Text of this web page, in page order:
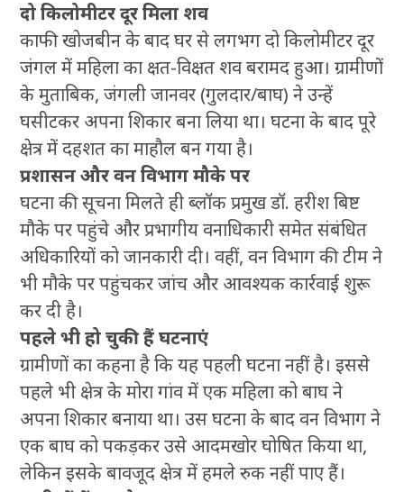
दो किलोमीटर दूर मिला शव
काफी खोजबीन के बाद घर से लगभग दो किलोमीटर दूर
जंगल में महिला का क्षत-विक्षत शव बरामद हुआ। ग्रामीणों
के मुताबिक, जंगली जानवर (गुलदार/बाघ) ने उन्हें
घसीटकर अपना शिकार बना लिया था। घटना के बाद पूरे
क्षेत्र में दहशत का माहौल बन गया है।
प्रशासन और वन विभाग मौके पर
घटना की सूचना मिलते ही ब्लॉक प्रमुख डॉ. हरीश बिष्ट
मौके पर पहुंचे और प्रभागीय वनाधिकारी समेत संबंधित
अधिकारियों को जानकारी दी। वहीं, वन विभाग की टीम ने
भी मौके पर पहुंचकर जांच और आवश्यक कार्रवाई शुरू
कर दी है।
पहले भी हो चुकी हैं घटनाएं
ग्रामीणों का कहना है कि यह पहली घटना नहीं है। इससे
पहले भी क्षेत्र के मोरा गांव में एक महिला को बाघ ने
अपना शिकार बनाया था। उस घटना के बाद वन विभाग ने
एक बाघ को पकड़कर उसे आदमखोर घोषित किया था,
लेकिन इसके बावजूद क्षेत्र में हमले रुक नहीं पाए हैं।